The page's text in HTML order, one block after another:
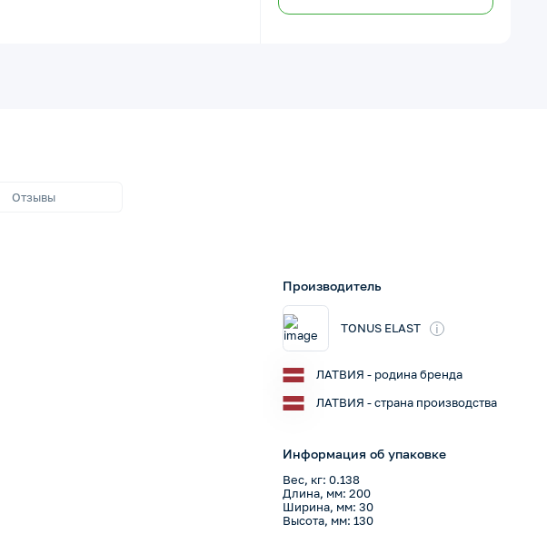
Отзывы
Производитель
TONUS ELAST i
ЛАТВИЯ - родина бренда
ЛАТВИЯ - страна производства
Информация об упаковке
Вес, кг: 0.138
Длина, мм: 200
Ширина, мм: 30
Высота, мм: 130